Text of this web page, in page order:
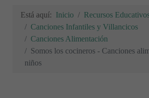
Está aquí: Inicio
Recursos
Canciones Infantiles y Villancicos
Canciones Alimentación
Somos los cocineros - Canciones
niños